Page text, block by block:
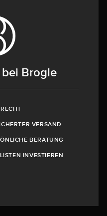
Brogle
VERSAND
BERATUNG
INVESTIEREN